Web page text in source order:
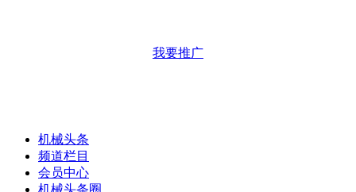
我要推广
机械头条
频道栏目
会员中心
机械头条圈